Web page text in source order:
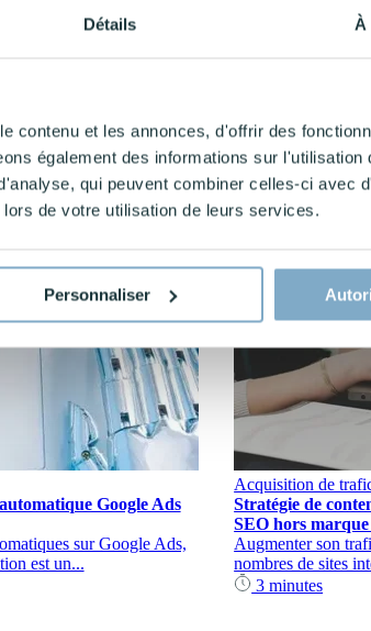
Détails À
contenu et les annonces, d'offrir des
également des informations sur l'utilisation
qui peuvent combiner celles-ci avec
de votre utilisation de leurs services.
Personnaliser
j'interviens régulièrement en formation sur ces
de chaque Business Model.
Google Ads
sur Google Ads,
est un...
Acquisition de
Stratégie de
SEO hors marque
Augmenter son
nombres de sites
3 minutes